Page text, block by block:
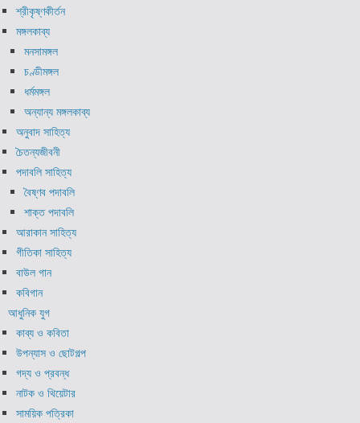
শ্রীকৃষ্ণকীর্তন
মঙ্গলকাব্য
মনসামঙ্গল
চণ্ডীমঙ্গল
ধর্মমঙ্গল
অন্যান্য মঙ্গলকাব্য
অনুবাদ সাহিত্য
চৈতন্যজীবনী
পদাবলি সাহিত্য
বৈষ্ণব পদাবলি
শাক্ত পদাবলি
আরাকান সাহিত্য
গীতিকা সাহিত্য
বাউল গান
কবিগান
আধুনিক যুগ
কাব্য ও কবিতা
উপন্যাস ও ছোটগল্প
গদ্য ও প্রবন্ধ
নাটক ও থিয়েটার
সাময়িক পত্রিকা